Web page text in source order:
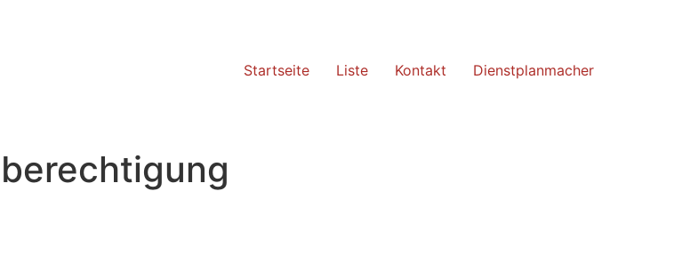
Startseite Liste Kontakt Dienstplanmacher